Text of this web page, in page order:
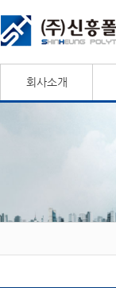
회사소개